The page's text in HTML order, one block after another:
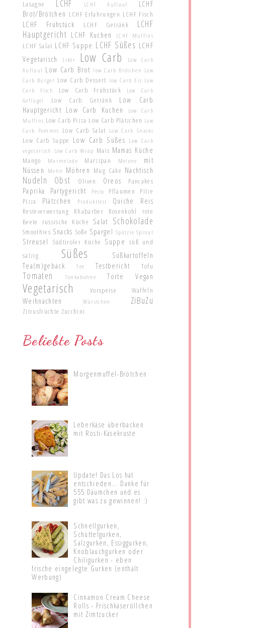
Lasagne LCHF LCHF Auflauf
LCHF
Brot/Brötchen LCHF Erfahrungen LCHF Fisch
LCHF Frühstück LCHF Getränk
LCHF
Hauptgericht LCHF Kuchen LCHF Muffins
LCHF Salat LCHF Suppe LCHF Süßes LCHF
Vegetarisch
Likör Low Carb
Low Carb
Auflauf Low Carb Brot low Carb Brötchen Low
Carb Burger Low Carb Dessert low Carb Eis Low
Carb Fisch
Low Carb Frühstück
Low Carb
Geflügel
Low Carb Getränk
Low Carb
Hauptgericht Low Carb Kuchen
Low Carb
Muffins Low Carb Pizza Low Carb Plätzchen Low
Carb Pommes Low Carb Salat Low Carb Snacks
Low Carb Suppe Low Carb Süßes Low Carb
vegetarisch Low Carb Wrap Mais Mamas Küche
Mango Marmelade Marzipan Melone
mit
Nüssen
Mohn Möhren Mug Cake Nachtisch
Nudeln Obst Oliven Oreos Pancakes
Paprika Partygericht Pesto Pflaumen
Pilze
Pizza
Plätzchen Produkttest Quiche Reis
Resteverwertung Rhabarber Rosenkohl
rote
Beete
russische Küche Salat Schokolade
Smoothies Snacks Soße Spargel Spätzle Spinat
Streusel Südtiroler Küche Suppe süß und
salzig
Süßes
Süßkartoffeln
Tea(m)gebäck
Tee Testbericht Tofu
Tomaten Tonkabohne Torte Vegan
Vegetarisch Vorspeise Waffeln
Weihnachten Würstchen ZiBuZu
Zitrusfrüchte Zucchini
Beliebte Posts
Morgenmuffel-Brötchen
Leberkäse überbacken
mit Rösti-Käsekruste
Update! Das Los hat
entschieden... Danke für
555 Däumchen und es
gibt was zu gewinnen! :)
Schnellgurken,
Schüttelgurken,
Salzgurken, Essiggurken,
Knoblauchgurken oder
Chiligurken - eben
frische eingelegte Gurken (enthält
Werbung)
Cinnamon Cream Cheese
Rolls - Frischkäseröllchen
mit Zimtzucker